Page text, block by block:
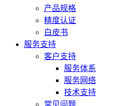
产品规格
精度认证
白皮书
服务支持
客户支持
服务体系
服务网络
技术支持
常见问题